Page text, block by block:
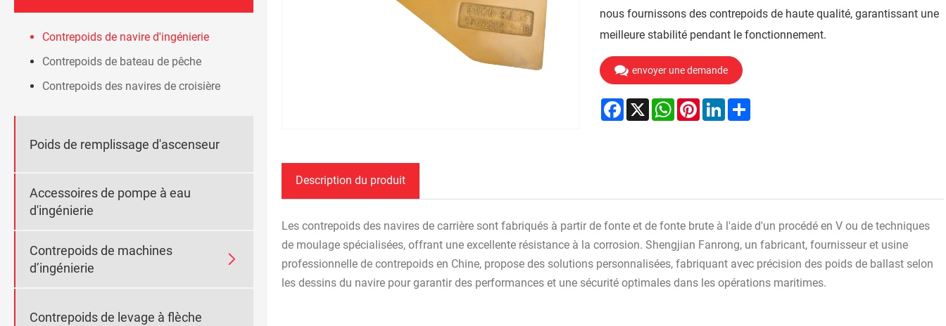
Contrepoids de navire d'ingénierie
Contrepoids de bateau de pêche
Contrepoids des navires de croisière
Poids de remplissage d'ascenseur
Accessoires de pompe à eau
d'ingénierie
Contrepoids de machines
d’ingénierie

Contrepoids de levage à flèche
nous fournissons des contrepoids de haute qualité, garantissant une
meilleure stabilité pendant le fonctionnement.
envoyer une demande
Facebook
X WhatsApp
PinterestLinkedInShare
Description du produit
Les contrepoids des navires de carrière sont fabriqués à partir de fonte et de fonte brute à l'aide d'un procédé en V ou de techniques
de moulage spécialisées, offrant une excellente résistance à la corrosion. Shengjian Fanrong, un fabricant, fournisseur et usine
professionnelle de contrepoids en Chine, propose des solutions personnalisées, fabriquant avec précision des poids de ballast selon
les dessins du navire pour garantir des performances et une sécurité optimales dans les opérations maritimes.